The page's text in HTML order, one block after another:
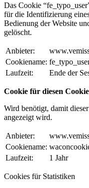
Das Cookie
für die Identifizierung
Bedienung der Website
gelöscht.
Anbieter:
Cookiename:
Laufzeit:
Ende der
Cookie für diesen
Wird benötigt, damit
angezeigt wird.
Anbieter:
Cookiename:
Laufzeit:
1 Jahr
Cookies für Statistiken